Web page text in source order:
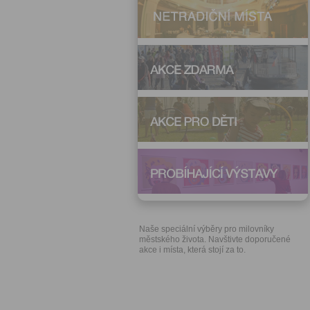
Naše speciální výběry pro milovníky
městského života. Navštivte doporučené
akce i místa, která stojí za to.